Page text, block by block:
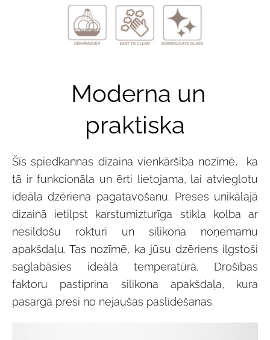
Moderna un
praktiska
Šīs spiedkannas dizaina vienkāršība nozīmē, ka
tā ir funkcionāla un ērti lietojama, lai atvieglotu
ideāla dzēriena pagatavošanu. Preses unikālajā
dizainā ietilpst karstumizturīga stikla kolba ar
nesildošu rokturi un silikona noņemamu
apakšdaļu. Tas nozīmē, ka jūsu dzēriens ilgstoši
saglabāsies ideālā temperatūrā. Drošības
faktoru pastiprina silikona apakšdaļa, kura
pasargā presi no nejaušas paslīdēšanas.